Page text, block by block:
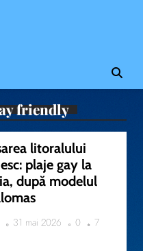
friendly
litoralului
plaje gay la
după modelul
31 mai 2026 0
7